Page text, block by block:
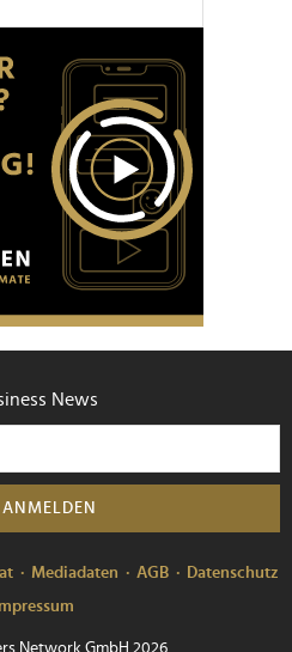
News
Mediadaten AGB
Datenschutz
Impressum